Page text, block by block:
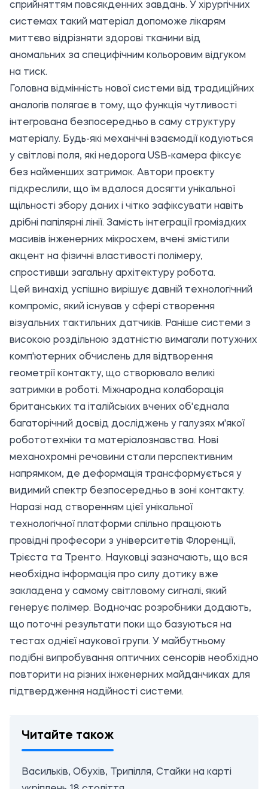
сприйняттям повсякденних завдань. У хірургічних
системах такий матеріал допоможе лікарям
миттєво відрізняти здорові тканини від
аномальних за специфічним кольоровим відгуком
на тиск.
Головна відмінність нової системи від традиційних
аналогів полягає в тому, що функція чутливості
інтегрована безпосередньо в саму структуру
матеріалу. Будь-які механічні взаємодії кодуються
у світлові поля, які недорога USB-камера фіксує
без найменших затримок. Автори проєкту
підкреслили, що їм вдалося досягти унікальної
щільності збору даних і чітко зафіксувати навіть
дрібні папілярні лінії. Замість інтеграції громіздких
масивів інженерних мікросхем, вчені змістили
акцент на фізичні властивості полімеру,
спростивши загальну архітектуру робота.
Цей винахід успішно вирішує давній технологічний
компроміс, який існував у сфері створення
візуальних тактильних датчиків. Раніше системи з
високою роздільною здатністю вимагали потужних
комп'ютерних обчислень для відтворення
геометрії контакту, що створювало великі
затримки в роботі. Міжнародна колаборація
британських та італійських вчених об'єднала
багаторічний досвід досліджень у галузях м'якої
робототехніки та матеріалознавства. Нові
механохромні речовини стали перспективним
напрямком, де деформація трансформується у
видимий спектр безпосередньо в зоні контакту.
Наразі над створенням цієї унікальної
технологічної платформи спільно працюють
провідні професори з університетів Флоренції,
Трієста та Тренто. Науковці зазначають, що вся
необхідна інформація про силу дотику вже
закладена у самому світловому сигналі, який
генерує полімер. Водночас розробники додають,
що поточні результати поки що базуються на
тестах однієї наукової групи. У майбутньому
подібні випробування оптичних сенсорів необхідно
повторити на різних інженерних майданчиках для
підтвердження надійності системи.
Читайте також
Васильків, Обухів, Трипілля, Стайки на карті